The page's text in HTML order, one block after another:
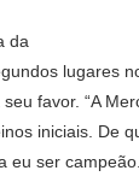
da
lugares
favor. “A
iniciais. De
eu ser